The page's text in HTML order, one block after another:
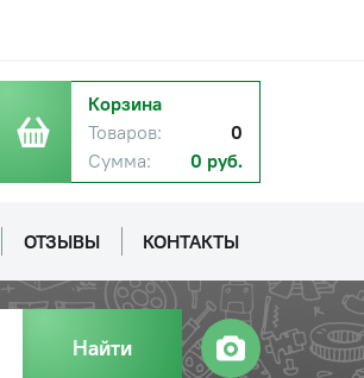
Корзина
Товаров:
0
Сумма:
0 руб.
ОТЗЫВЫ КОНТАКТЫ
Найти